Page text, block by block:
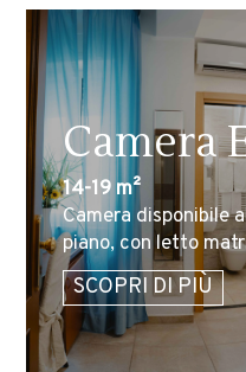
Camera
14-19 m²
Camera disponibile
piano, con letto
SCOPRI DI PIÙ